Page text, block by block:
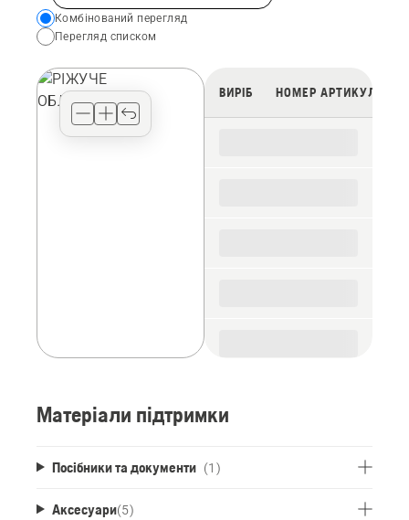
Choose
your
view
type
Комбінований перегляд
Перегляд списком
ВИРІБ НОМЕР АРТИКУЛУ
Матеріали підтримки
Посібники та документи (1)
Аксесуари(5)